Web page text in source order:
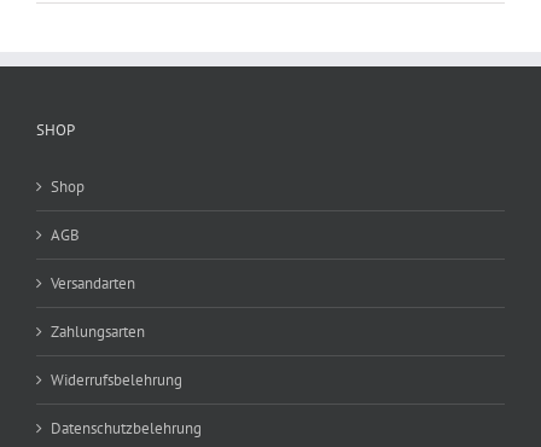
SHOP
Shop
AGB
Versandarten
Zahlungsarten
Widerrufsbelehrung
Datenschutzbelehrung